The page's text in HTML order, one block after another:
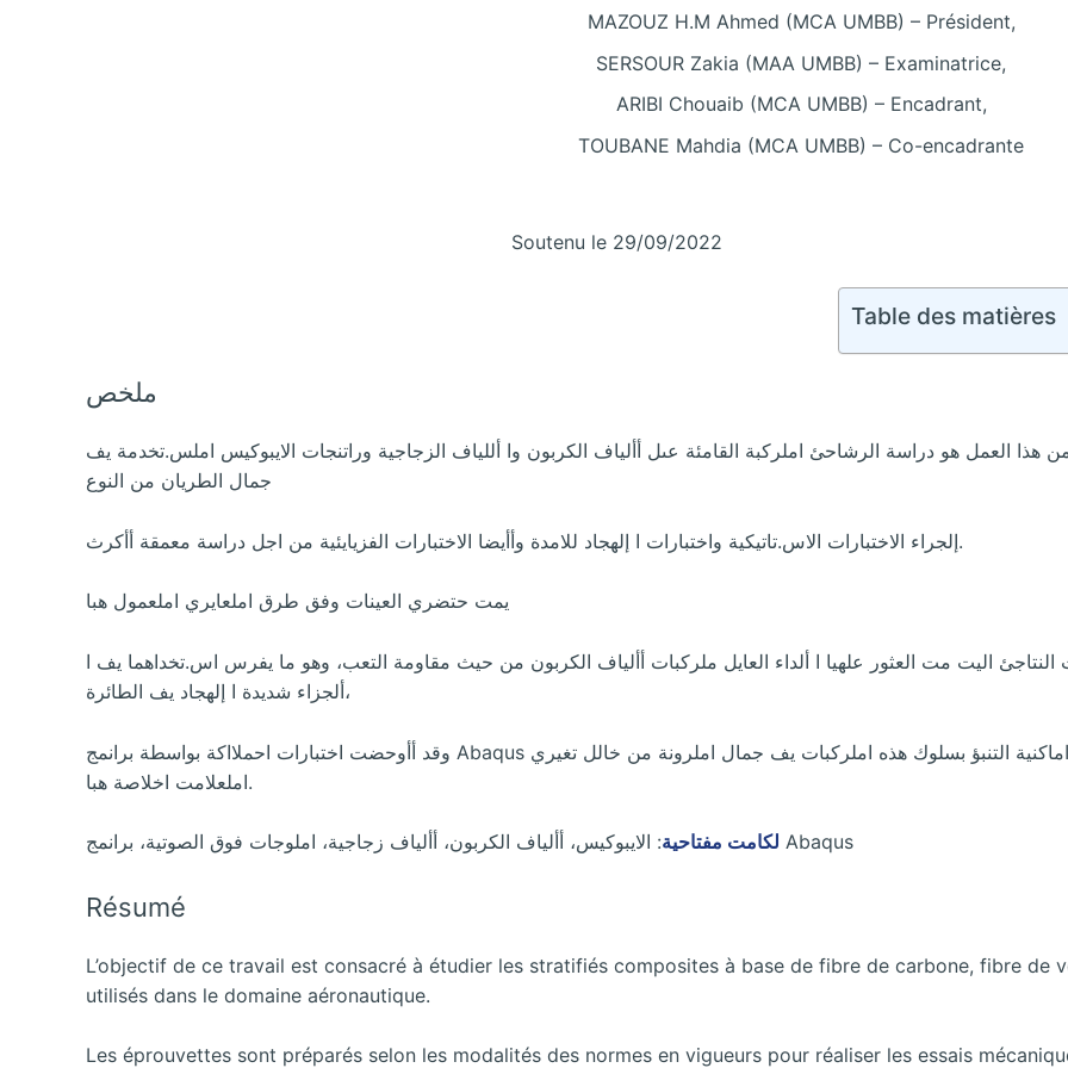
MAZOUZ H.M Ahmed (MCA UMBB) – Président,
SERSOUR Zakia (MAA UMBB) – Examinatrice,
ARIBI Chouaib (MCA UMBB) – Encadrant,
TOUBANE Mahdia (MCA UMBB) – Co-encadrante
Soutenu le 29/09/2022
Table des matières
ملخص
هذا العمل هو دراسة الرشاحئ املركبة القامئة عىل أألياف الكربون وا أللياف الزجاجية وراتنجات الايبوكيس املس.تخدمة يف
جمال الطريان من النوع
إلجراء الاختبارات الاس.تاتيكية واختبارات ا إلهجاد للامدة وأأيضا الاختبارات الفزيايئية من اجل دراسة معمقة أأكرث.
يمت حتضري العينات وفق طرق املعايري املعمول هبا
النتاجئ اليت مت العثور علهيا ا ألداء العايل ملركبات أألياف الكربون من حيث مقاومة التعب، وهو ما يفرس اس.تخداهما يف ا
ألجزاء شديدة ا إلهجاد يف الطائرة،
وقد أأوحضت اختبارات احملااكة بواسطة برانمج Abaqus إاماكنية التنبؤ بسلوك هذه املركبات يف جمال املرونة من خالل تغيري
املعلامت اخلاصة هبا.
لكامت مفتاحية : الايبوكيس، أألياف الكربون، أألياف زجاجية، املوجات فوق الصوتية، برانمج Abaqus
Résumé
L’objectif de ce travail est consacré à étudier les stratifiés composites à base de fibre de carbone, fibre de
utilisés dans le domaine aéronautique.
Les éprouvettes sont préparés selon les modalités des normes en vigueurs pour réaliser les essais